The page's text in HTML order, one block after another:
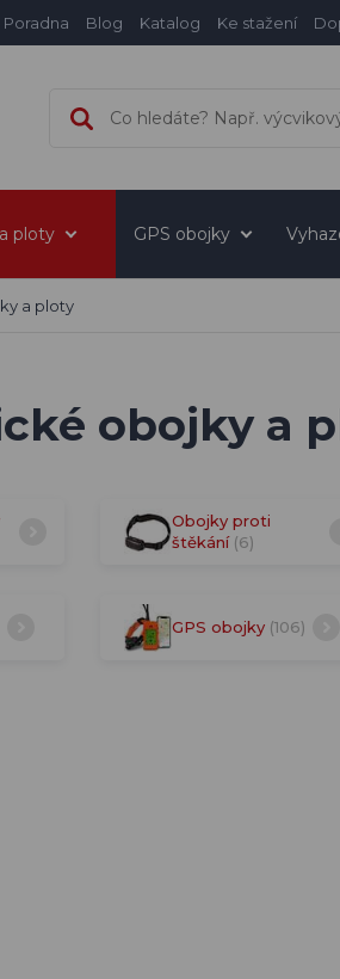
Poradna Blog Katalog Ke stažení
ploty GPS obojky
a ploty
obojky a
Obojky proti
štěkání (6)
GPS obojky (106)